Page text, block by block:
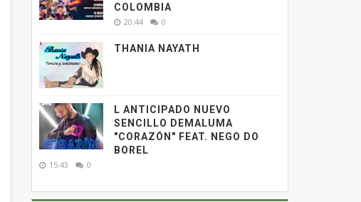
COLOMBIA
20:44 0
THANIA NAYATH
L ANTICIPADO NUEVO
SENCILLO DEMALUMA
"CORAZÓN" FEAT. NEGO DO
BOREL
15:43 0